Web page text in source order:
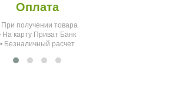
Как Получить товар